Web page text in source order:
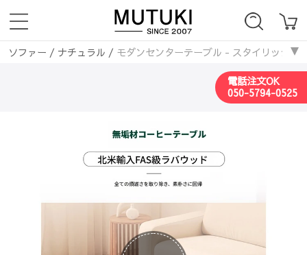
ソファー / ナチュラル / モダンセンターテーブル - スタイリッシ
電話注文OK
050-5794-0525